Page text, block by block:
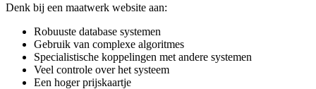
Denk bij een maatwerk website aan:
Robuuste database systemen
Gebruik van complexe algoritmes
Specialistische koppelingen met andere systemen
Veel controle over het systeem
Een hoger prijskaartje